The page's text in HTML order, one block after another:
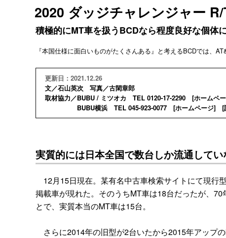
2020 ダッジチャレンジャー
積極的にMT車を扱うBCDなら程度良好な個体
『本国仕様に面白いものがたくさんある』と考えるBCDでは、
更新日：2021.12.26
文／石山英次 写真／古閑章郎
取材協力／BUBU / ミツオカ TEL 0120-17-2290 [ホームペ
BUBU横浜 TEL 045-923-0077 [ホームページ] [
実質的には日本全国で数台しか流通して
12月15日現在。某有名中古車検索サイトにて現行
掲載車が現れた。そのうちMT車は18台だったが、
とで、実質本当のMT車は15台。
さらに2014年の旧型が2台いたから2015年アップ